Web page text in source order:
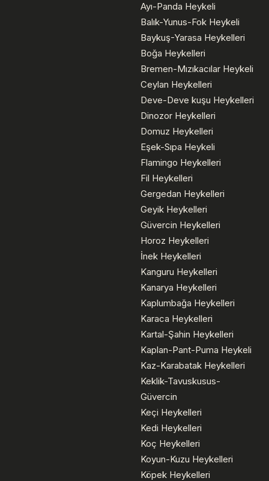
Ayı-Panda Heykeli
Balık-Yunus-Fok Heykeli
Baykuş-Yarasa Heykelleri
Boğa Heykelleri
Bremen-Mızıkacılar Heykeli
Ceylan Heykelleri
Deve-Deve kuşu Heykelleri
Dinozor Heykelleri
Domuz Heykelleri
Eşek-Sıpa Heykeli
Flamingo Heykelleri
Fil Heykelleri
Gergedan Heykelleri
Geyik Heykelleri
Güvercin Heykelleri
Horoz Heykelleri
İnek Heykelleri
Kanguru Heykelleri
Kanarya Heykelleri
Kaplumbağa Heykelleri
Karaca Heykelleri
Kartal-Şahin Heykelleri
Kaplan-Pant-Puma Heykeli
Kaz-Karabatak Heykelleri
Keklik-Tavuskusus-
Güvercin
Keçi Heykelleri
Kedi Heykelleri
Koç Heykelleri
Koyun-Kuzu Heykelleri
Köpek Heykelleri